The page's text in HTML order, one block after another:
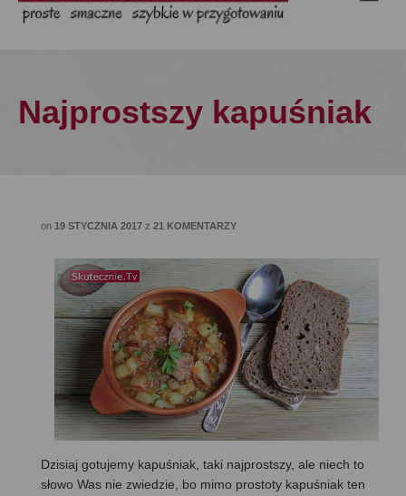
Najprostszy kapuśniak
on 19 STYCZNIA 2017 z 21 KOMENTARZY
Dzisiaj gotujemy kapuśniak, taki najprostszy, ale niech to
słowo Was nie zwiedzie, bo mimo prostoty kapuśniak ten